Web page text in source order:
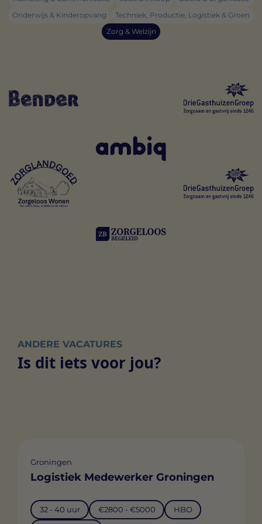
Onderwijs & Kinderopvang
Techniek, Productie, Logistiek & Groen
Zorg & Welzijn
ANDERE VACATURES
Is dit iets voor jou?
Groningen
Logistiek Medewerker Groningen
32 - 40 uur €2800 - €5000 HBO